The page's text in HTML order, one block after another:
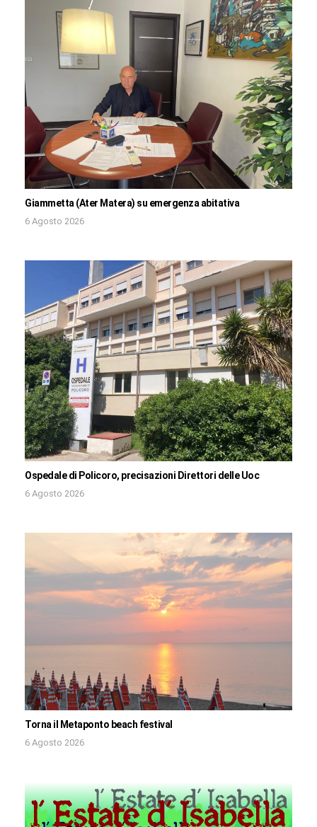
Giammetta (Ater Matera) su emergenza abitativa
6 Agosto 2026
Ospedale di Policoro, precisazioni Direttori delle Uoc
6 Agosto 2026
Torna il Metaponto beach festival
6 Agosto 2026